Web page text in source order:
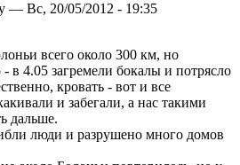
— Вс, 20/05/2012 - 19:35
всего около 300 км, но
- в 4.05 загремели бокалы и потрясло
кровать - вот и все
и забегали, а нас такими
дальше.
люди и разрушено много домов